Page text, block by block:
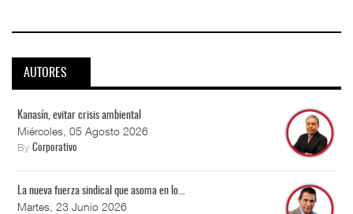
AUTORES
Kanasín, evitar crisis ambiental
Miércoles, 05 Agosto 2026
By Corporativo
La nueva fuerza sindical que asoma en lo...
Martes, 23 Junio 2026